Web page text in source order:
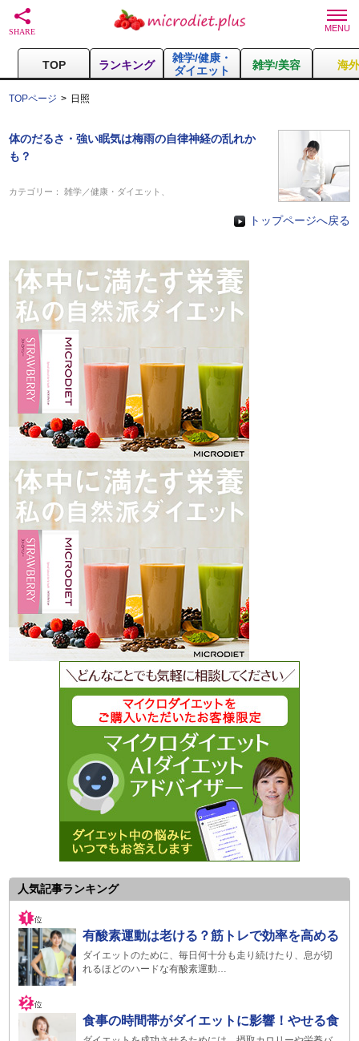
TOP ランキング
雑学/健康・
ダイエット
雑学/美容 海
TOPページ 日照
体のだるさ・強い眠気は梅雨の自律神経の乱れか
も？
カテゴリー：雑学／健康・ダイエット
トップページへ戻る
人気記事ランキング
有酸素運動は老ける？筋トレで効率を高める
ダイエットのために、毎日何十分も走り続けたり、息が切
れるほどのハードな有酸素運動…
食事の時間帯がダイエットに影響！やせる食